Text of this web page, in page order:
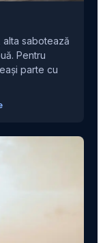
sabotează
Pentru
parte cu